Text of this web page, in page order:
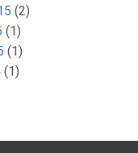
(2)
(1)
(1)
(1)